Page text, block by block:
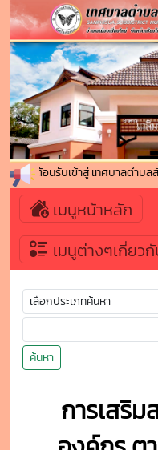
ยินดีต้อนรับเข้าสู่ เทศบาลตำบลสั
เมนูหน้าหลัก
เมนูต่างๆเกี่ยว
ค้นหา
การเสริ